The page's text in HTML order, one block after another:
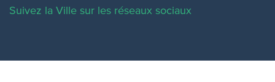
Suivez la Ville sur les réseaux sociaux